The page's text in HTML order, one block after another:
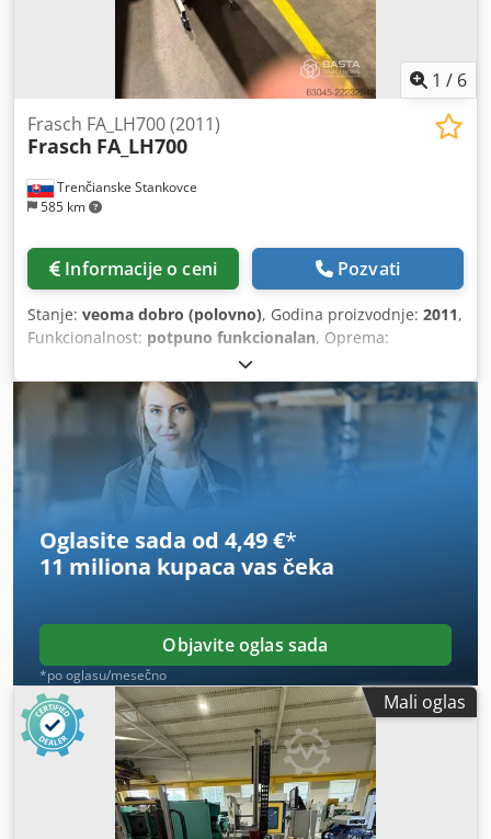
1 / 6
Trenčianske Stankovce
585 km
Frasch FA_LH700 (2011)
Frasch FA_LH700
Informacije o ceni Pozvati
Stanje: veoma dobro (polovno), Godina proizvodnje: 2011,
Funkcionalnost: potpuno funkcionalan, Oprema:
, Dimenzije (m): 2,6 × 0,51 × 1,35
(D × Š × V) Credpfxezht Nrj Amvjf
Oglasite sada od 4,49 €*
11 miliona kupaca vas čeka
Objavite oglas sada
*po oglasu/mesečno
Mali oglas